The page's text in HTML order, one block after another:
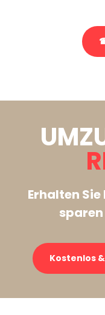
Erhalten Sie
sparen
Kostenlos